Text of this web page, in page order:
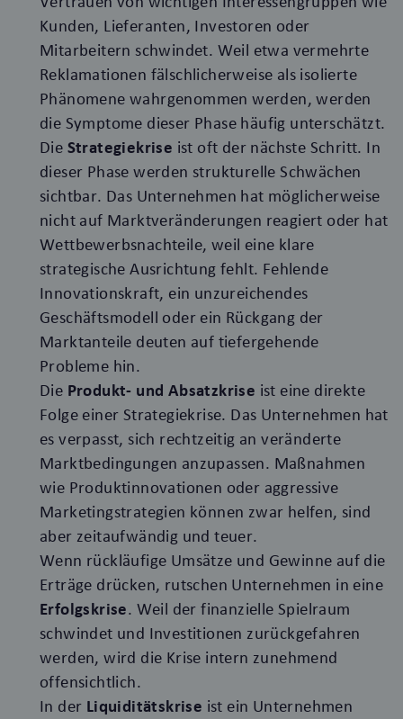
Kunden, Lieferanten, Investoren oder
Mitarbeitern schwindet. Weil etwa vermehrte
Reklamationen fälschlicherweise als isolierte
Phänomene wahrgenommen werden, werden
die Symptome dieser Phase häufig unterschätzt.
Die Strategiekrise ist oft der nächste Schritt. In
dieser Phase werden strukturelle Schwächen
sichtbar. Das Unternehmen hat möglicherweise
nicht auf Marktveränderungen reagiert oder hat
Wettbewerbsnachteile, weil eine klare
strategische Ausrichtung fehlt. Fehlende
Innovationskraft, ein unzureichendes
Geschäftsmodell oder ein Rückgang der
Marktanteile deuten auf tiefergehende
Probleme hin.
Die Produkt- und Absatzkrise ist eine direkte
Folge einer Strategiekrise. Das Unternehmen hat
es verpasst, sich rechtzeitig an veränderte
Marktbedingungen anzupassen. Maßnahmen
wie Produktinnovationen oder aggressive
Marketingstrategien können zwar helfen, sind
aber zeitaufwändig und teuer.
Wenn rückläufige Umsätze und Gewinne auf die
Erträge drücken, rutschen Unternehmen in eine
Erfolgskrise. Weil der finanzielle Spielraum
schwindet und Investitionen zurückgefahren
werden, wird die Krise intern zunehmend
offensichtlich.
In der Liquiditätskrise ist ein Unternehmen